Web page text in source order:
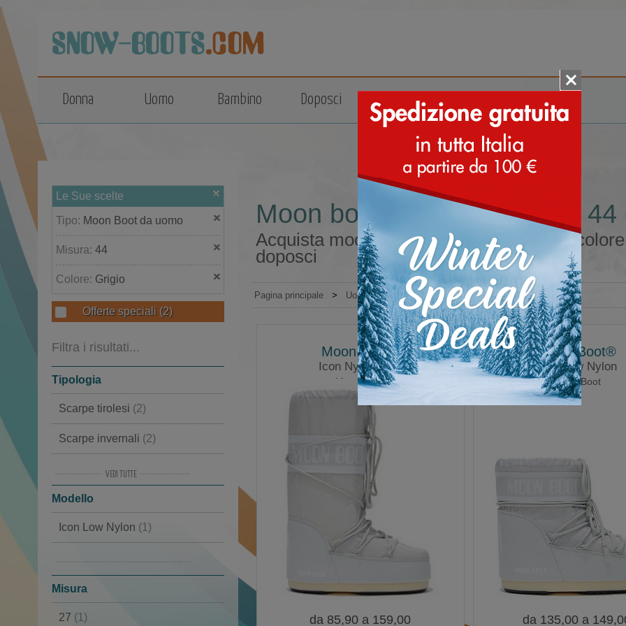
top
Donna Uomo Bambino Doposci Accessori
Le Sue scelte
Tipo: Moon Boot da uomo
Misura: 44
Colore: Grigio
Offerte speciali (2)
Filtra i risultati...
Tipologia
Scarpe tirolesi (2)
Scarpe invernali (2)
(2)
Scarpe sportive
Doposci(2)
Scarponi montagna
Modello
Icon Low Nylon (1)
Misura
27 (1)
Moon boot da uomo misura 44
Acquista moon boot da uomo misura 44
doposci
Pagina principale > Uomo > Moon Boot
Moon Boot®
Icon Nylon Boot
Moonboots
da 85,90 a 159,00
Moon Boot®
Icon Low Nylon
Moon Boot
da 135,00 a